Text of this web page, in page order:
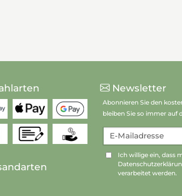
Newsletter
Abonnieren Sie den
bleiben Sie so immer auf
E-Mailadresse
Ich willige ein, dass
verarbeitet werden.